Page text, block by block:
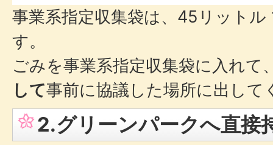
事業系指定収集袋は、45リット
す。
ごみを事業系指定収集袋に入れて
して事前に協議した場所に出して
2.グリーンパークへ直接